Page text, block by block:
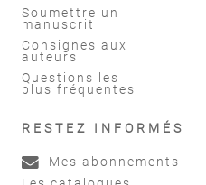
Soumettre un
manuscrit
Consignes aux
auteurs
Questions les
plus fréquentes
RESTEZ INFORMÉS
Mes abonnements